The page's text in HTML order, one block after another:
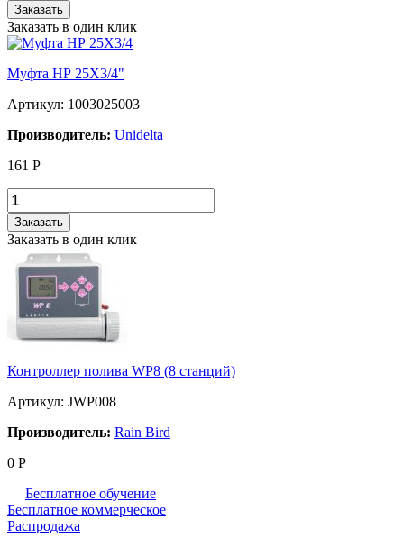
Заказать
Заказать в один клик
Муфта НР 25Х3/4"
Артикул: 1003025003
Производитель: Unidelta
161 Р
Заказать
Заказать в один клик
Контроллер полива WP8 (8 станций)
Артикул: JWP008
Производитель: Rain Bird
0 Р
Бесплатное обучение
Бесплатное коммерческое
Распродажа